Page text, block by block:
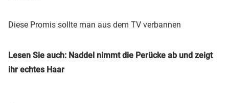
Diese Promis sollte man aus dem TV verbannen
Lesen Sie auch: Naddel nimmt die Perücke ab und zeigt
ihr echtes Haar